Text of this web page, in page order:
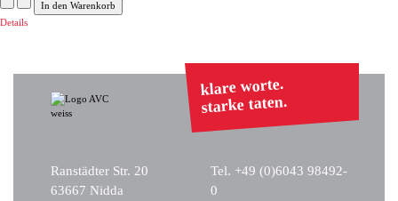
Details
klare worte.
starke taten.
Ranstädter Str. 20
63667 Nidda
Tel. +49 (0)6043 98492-
0